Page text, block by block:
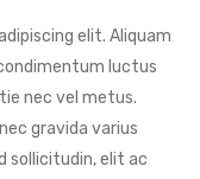
elit. Aliquam
luctus
nec vel metus.
gravida varius
sollicitudin, elit ac